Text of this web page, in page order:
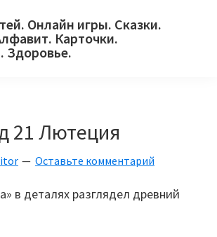
Онлайн игры. Сказки.
Карточки.
Здоровье.
21 Лютеция
Оставьте комментарий
в деталях разглядел древний